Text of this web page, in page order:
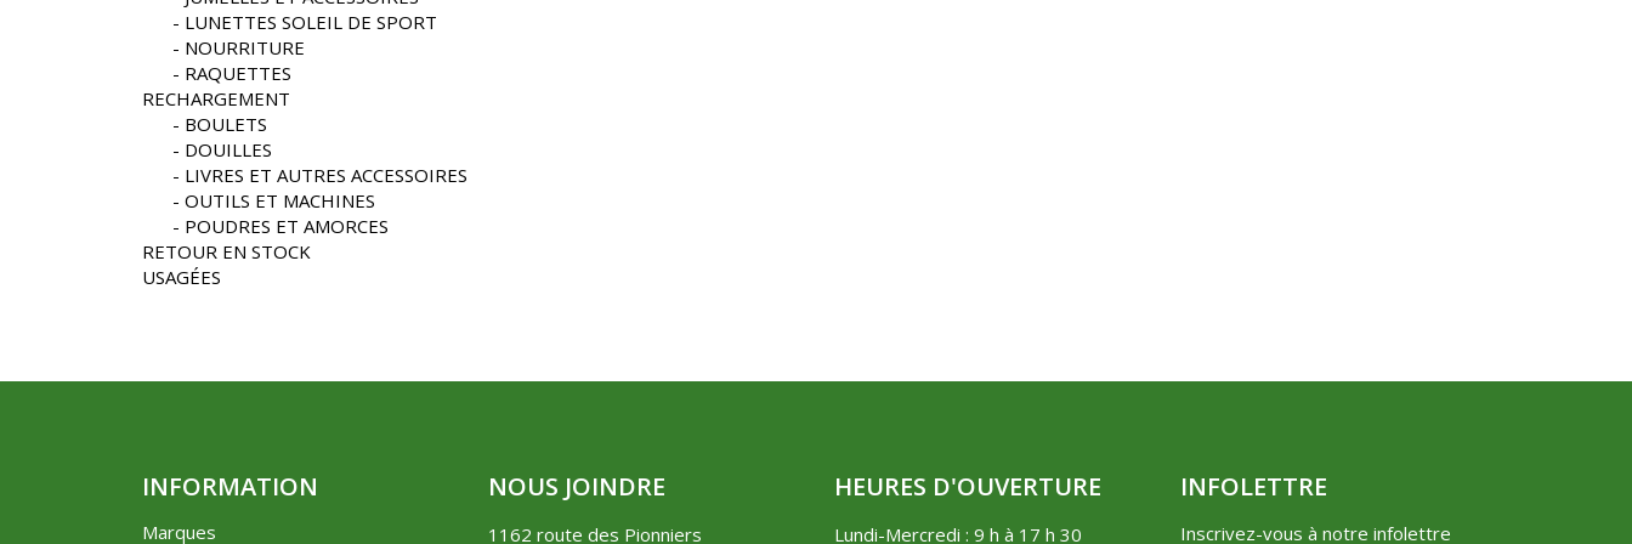
LUNETTES SOLEIL DE SPORT
NOURRITURE
RAQUETTES
RECHARGEMENT
BOULETS
DOUILLES
LIVRES ET AUTRES ACCESSOIRES
OUTILS ET MACHINES
POUDRES ET AMORCES
RETOUR EN STOCK
USAGÉES
INFORMATION
Marques
NOUS JOINDRE
1162 route des Pionniers
HEURES D'OUVERTURE
Lundi-Mercredi : 9 h à 17 h 30
INFOLETTRE
Inscrivez-vous à notre infolettre